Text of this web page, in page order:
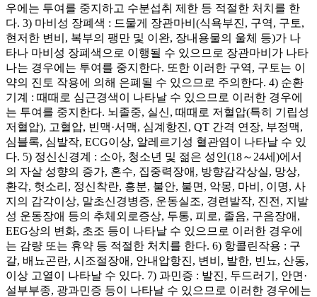
우에는 투여를 중지하고 수분섭취 제한 등 적절한 처치를 한
다. 3) 마비성 장폐색 : 드물게 장관마비(식욕부진, 구역, 구토,
현저한 변비, 복부의 팽만 및 이완, 장내용물의 울체 등)가 나
타나 마비성 장폐색으로 이행될 수 있으므로 장관마비가 나타
나는 경우에는 투여를 중지한다. 또한 이러한 구역, 구토는 이
약의 진토 작용에 의해 은폐될 수 있으므로 주의한다. 4) 순환
기계 : 때때로 심근경색이 나타날 수 있으므로 이러한 경우에
는 투여를 중지한다. 뇌졸중, 실신, 때때로 저혈압(특히 기립성
저혈압), 고혈압, 빈맥·서맥, 심계항진, QT 간격 연장, 부정맥,
심블록, 심발작, ECG이상, 알레르기성 혈관염이 나타날 수 있
다. 5) 정신신경계 : 소아, 청소년 및 젊은 성인(18～24세)에서
의 자살 성향의 증가, 혼수, 집중력장애, 방향감각상실, 망상,
환각, 헛소리, 정신착란, 흥분, 불안, 불면, 악몽, 마비, 이명, 사
지의 감각이상, 말초신경병증, 운동실조, 경련발작, 진전, 지발
성 운동장애 등의 추체외로증상, 두통, 피로, 졸음, 구음장애,
EEG상의 변화, 초조 등이 나타날 수 있으므로 이러한 경우에
는 감량 또는 휴약 등 적절한 처치를 한다. 6) 항콜린작용 : 구
갈, 배뇨곤란, 시조절장애, 안내압항진, 변비, 발한, 빈뇨, 산동,
이상 고열이 나타날 수 있다. 7) 과민증 : 발진, 두드러기, 안면·
설부부종, 광과민증 등이 나타날 수 있으므로 이러한 경우에는